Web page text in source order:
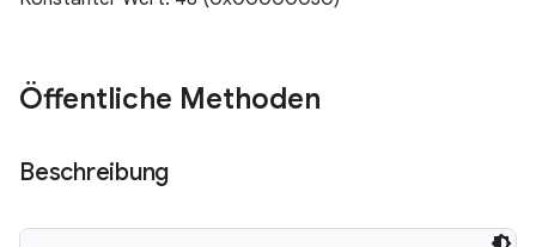
Öffentliche Methoden
Beschreibung